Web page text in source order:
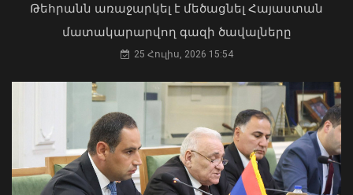
Երևանին և մարզերին վերջին մեկ
տարում որքա՞ն այգի, զբոսայգի,
պուրակ և անտառային տարածք է
վերադարձվել. մանրամասներ է Աննա
Վարդապետյանը
06 Օգոստոս, 2026 10:30
Բաբաջանյան
31 Հուլիս, 2026 12:08
Թեհրանն առաջարկել է մեծացնել Հայաստան
մատակարարվող գազի ծավալները
25 Հուլիս, 2026 15:54